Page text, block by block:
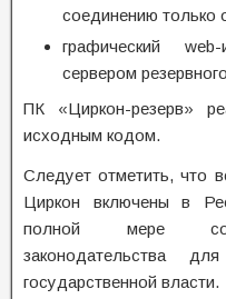
соединению только
графический
сервером
ПК «Циркон-резерв»
исходным кодом.
Следует отметить, что
Циркон включены в
полной мере
законодательства
государственной власти.